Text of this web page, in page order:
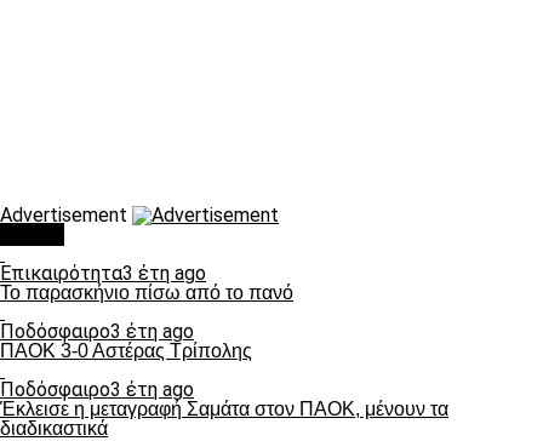
Advertisement
Επικαιρότητα3 έτη ago
Το παρασκήνιο πίσω από το πανό
Ποδόσφαιρο3 έτη ago
ΠΑΟΚ 3-0 Αστέρας Τρίπολης
Ποδόσφαιρο3 έτη ago
Έκλεισε η μεταγραφή Σαμάτα στον ΠΑΟΚ, μένουν τα
διαδικαστικά